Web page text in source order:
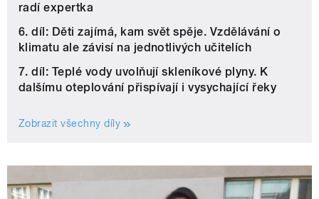
radí expertka
6. díl: Děti zajímá, kam svět spěje. Vzdělávání o
klimatu ale závisí na jednotlivých učitelích
7. díl: Teplé vody uvolňují skleníkové plyny. K
dalšímu oteplování přispívají i vysychající řeky
Zobrazit všechny díly